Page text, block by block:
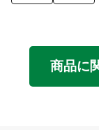
商品に